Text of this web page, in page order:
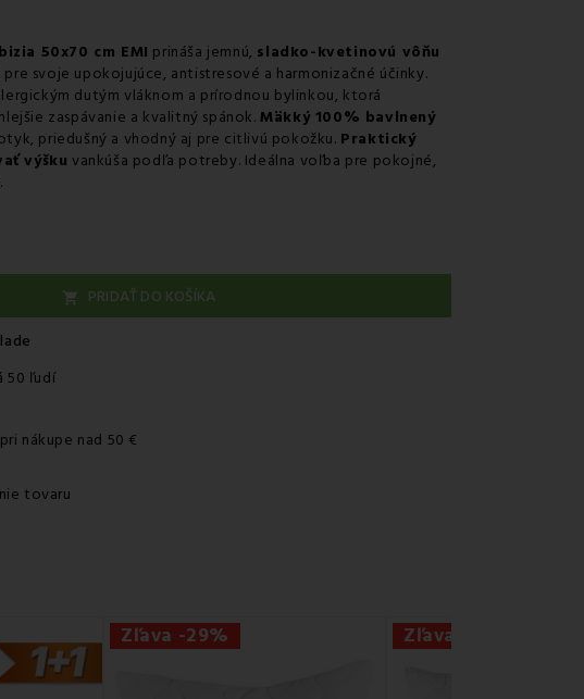
50x70 cm EMI prináša jemnú, sladko-kvetinovú vôňu
pre svoje upokojujúce, antistresové a harmonizačné účinky.
dutým vláknom a prírodnou bylinkou, ktorá
zaspávanie a kvalitný spánok.Mäkký 100% bavlnený
priedušný a vhodný aj pre citlivú pokožku. Praktický
výšku vankúša podľa potreby. Ideálna voľba pre pokojné,
 PRIDAŤ DO KOŠÍKA
50 ľudí
nákupe nad 50 €
tovaru
Zľava -29% Zľava -29%